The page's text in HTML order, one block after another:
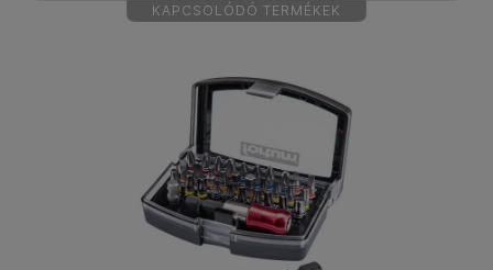
KAPCSOLÓDÓ TERMÉKEK